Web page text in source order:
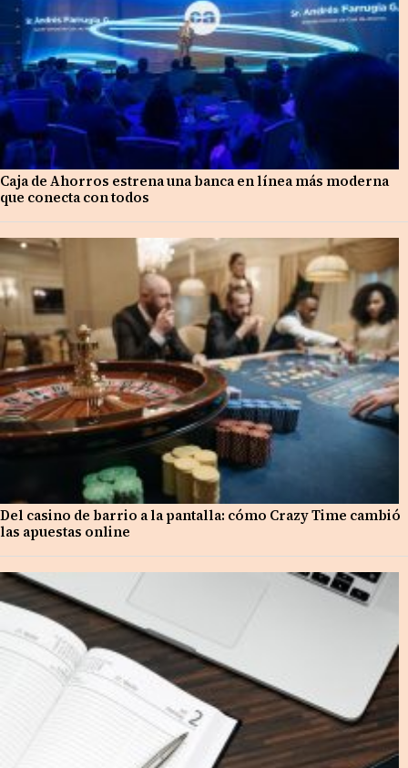
Caja de Ahorros estrena una banca en línea más moderna
que conecta con todos
Del casino de barrio a la pantalla: cómo Crazy Time cambió
las apuestas online